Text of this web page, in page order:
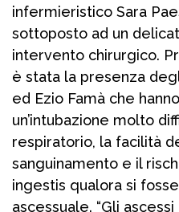
infermieristico Sara
sottoposto ad un
intervento chirurgico.
è stata la presenza
ed Ezio Famà che
un’intubazione molto
respiratorio, la facilità
sanguinamento e il
ingestis qualora si
ascessuale. “Gli